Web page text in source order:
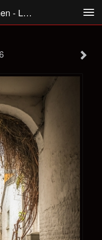
Marianne Hijlkema-Van Vianen - Luik 6